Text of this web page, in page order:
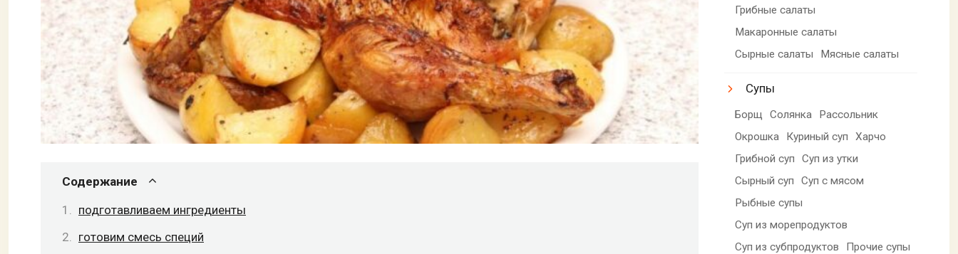
Содержание
подготавливаем ингредиенты
готовим смесь специй
Грибные салаты
Макаронные салаты
Сырные салаты
Мясные салаты
Супы
Борщ Солянка
Рассольник
Окрошка
Куриный суп
Харчо
Грибной суп
Суп из утки
Сырный суп
Суп с мясом
Рыбные супы
Суп из морепродуктов
Суп из субпродуктов
Прочие супы